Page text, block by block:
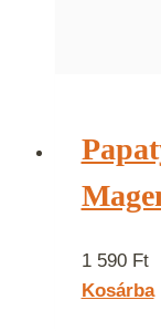
1 590 Ft
Kosárba